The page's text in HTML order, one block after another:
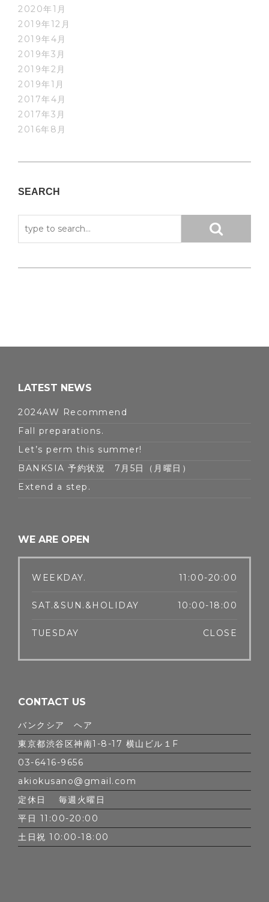
2020年1月
2019年12月
2019年4月
2019年3月
2019年2月
2019年1月
2017年4月
2017年3月
2016年8月
SEARCH
LATEST NEWS
2024AW Recommend
Fall preparations.
Let’s perm this summer!
BANKSIA 予約状況 7月5日（月曜日）
Extend a step.
WE ARE OPEN
WEEKDAY. 11:00-20:00
SAT.&SUN.&HOLIDAY 10:00-18:00
TUESDAY CLOSE
CONTACT US
バンクシア ヘア
東京都渋谷区神南1-8-17 横山ビル１F
03-6416-9656
akiokusano@gmail.com
定休日 毎週火曜日
平日 11:00-20:00
土日祝 10:00-18:00